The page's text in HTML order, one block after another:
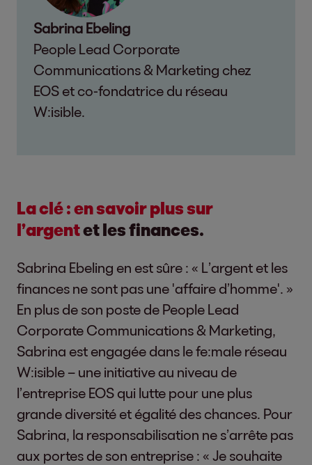
Sabrina Ebeling
People Lead Corporate
Communications & Marketing chez
EOS et co-fondatrice du réseau
W:isible.
La clé : en savoir plus sur
l’argentet les finances.
Sabrina Ebeling en est sûre : « L’argent et les
finances ne sont pas une 'affaire d’homme'. »
En plus de son poste de People Lead
Corporate Communications & Marketing,
Sabrina est engagée dans le fe:male réseau
W:isible – une initiative au niveau de
l’entreprise EOS qui lutte pour une plus
grande diversité et égalité des chances. Pour
Sabrina, la responsabilisation ne s’arrête pas
aux portes de son entreprise : « Je souhaite